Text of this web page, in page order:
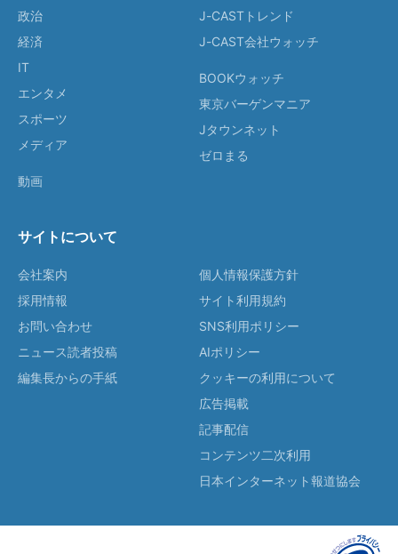
政治
経済
IT
エンタメ
スポーツ
メディア
動画
J-CASTトレンド
J-CAST会社ウォッチ
BOOKウォッチ
東京バーゲンマニア
Jタウンネット
ゼロまる
サイトについて
会社案内
採用情報
お問い合わせ
ニュース読者投稿
編集長からの手紙
個人情報保護方針
サイト利用規約
SNS利用ポリシー
AIポリシー
クッキーの利用について
広告掲載
記事配信
コンテンツ二次利用
日本インターネット報道協会